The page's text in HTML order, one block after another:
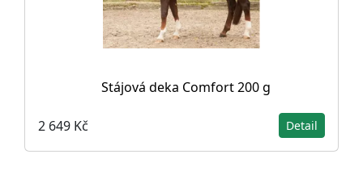
Stájová deka Comfort 200 g
2 649 Kč Detail